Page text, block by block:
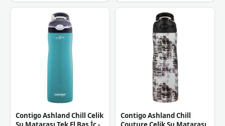
Contigo Ashland Chill Celik
Contigo Ashland Chill